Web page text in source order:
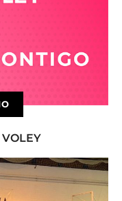
VOLEY